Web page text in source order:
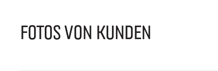
FOTOS VON KUNDEN